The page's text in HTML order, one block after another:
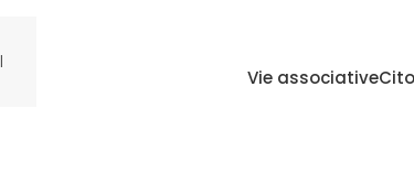
Vie associative